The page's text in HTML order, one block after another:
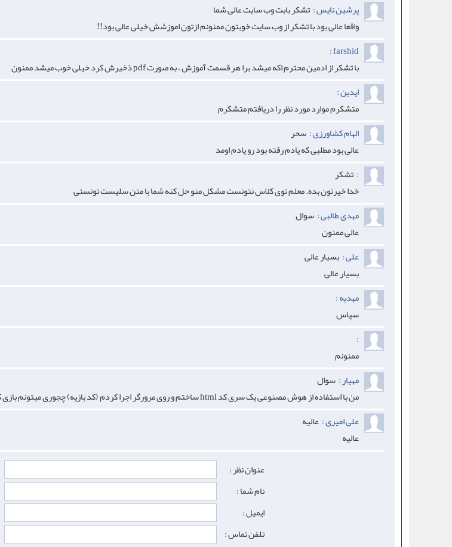
پرشین نایس : تشکر بابت وب سایت عالی شما
واقعا عالی بود با تشکر از وب سایت خوبتون ممنونم ازتون اموزشش خیلی عالی بود!!
farshid :
با تشکر از ادمین محترم اکه میشد برا هر قسمت آموزش ، به صورت pdf ذخیرش کرد خیلی خوب میشد ممنون
ایدین :
متشکرم موارد مورد نظر را دریافتم متشکرم
الهام کشاورزی : سحر
عالی بود مطلبی که یادم رفته بود رو یادم اومد
: تشکر
خدا خیرتون بده. معلم توی کلاس نتونست مشکل منو حل کنه شما با متن سلیست تونستی
مهدی طالبی : سوال
عالی ممنون
علی : بسیار عالی
بسیار عالی
مهدیه :
سپاس
:
ممنونم
مهیار : سوال
من با استفاده از هوش مصنوعی یک سری کد html ساختم و روی مرورگر اجرا کردم (کد بازیه) چجوری میتونم بازی کنم ؟
علی امیری : عالیه
عالیه
عنوان نظر :
نام شما :
ایمیل :
تلفن تماس :